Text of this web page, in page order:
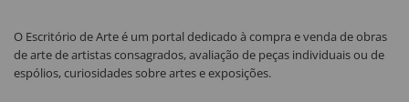
O Escritório de Arte é um portal dedicado à compra e venda de obras
de arte de artistas consagrados, avaliação de peças individuais ou de
espólios, curiosidades sobre artes e exposições.